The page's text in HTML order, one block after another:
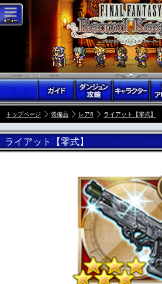
トップページ 装備品 レア6 ライアット【零式】
ライアット【零式】